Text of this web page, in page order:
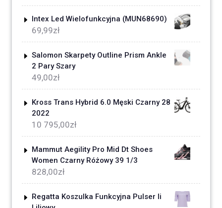
Intex Led Wielofunkcyjna (MUN68690)
69,99zł
Salomon Skarpety Outline Prism Ankle
2 Pary Szary
49,00zł
Kross Trans Hybrid 6.0 Męski Czarny 28
2022
10 795,00zł
Mammut Aegility Pro Mid Dt Shoes
Women Czarny Różowy 39 1/3
828,00zł
Regatta Koszulka Funkcyjna Pulser Ii